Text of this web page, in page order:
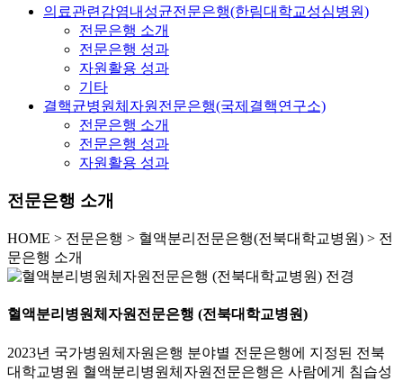
의료관련감염내성균전문은행(한림대학교성심병원)
전문은행 소개
전문은행 성과
자원활용 성과
기타
결핵균병원체자원전문은행(국제결핵연구소)
전문은행 소개
전문은행 성과
자원활용 성과
전문은행 소개
HOME > 전문은행 > 혈액분리전문은행(전북대학교병원) > 전
문은행 소개
혈액분리병원체자원전문은행 (전북대학교병원)
2023년 국가병원체자원은행 분야별 전문은행에 지정된 전북
대학교병원 혈액분리병원체자원전문은행은 사람에게 침습성